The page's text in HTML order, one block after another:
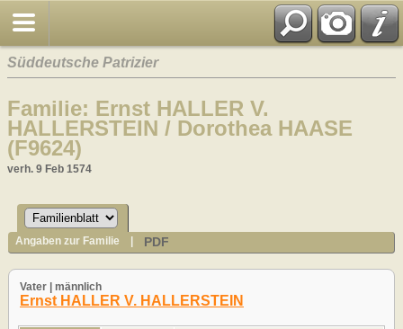
Süddeutsche Patrizier
Familie: Ernst HALLER V.
HALLERSTEIN / Dorothea HAASE
(F9624)
verh. 9 Feb 1574
Angaben zur Familie PDF
Vater | männlich
Ernst HALLER V. HALLERSTEIN